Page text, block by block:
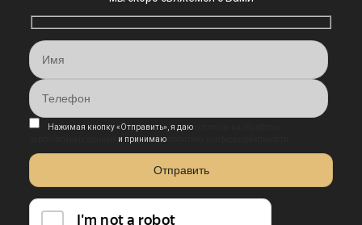
Нажимая кнопку «Отправить», я даю
и принимаю